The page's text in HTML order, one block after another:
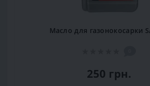
Масло для газонокосарки
250 грн.